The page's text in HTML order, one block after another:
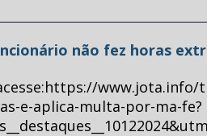
não fez horas
e-aplica-multa-por-ma-fe?